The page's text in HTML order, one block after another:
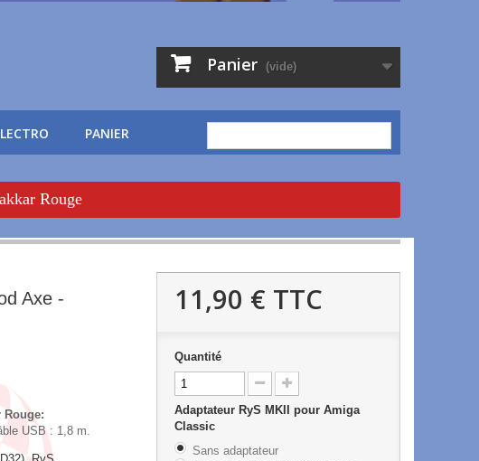
Panier (vide)
PANIER
Rouge
Axe -
Rouge:
USB : 1,8 m.
11,90 € TTC
Quantité
Adaptateur RyS MKII pour Amiga
Classic
Sans adaptateur